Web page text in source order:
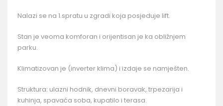
Nalazi se na 1.spratu u zgradi koja posjeduje lift.
Stan je veoma komforan i orijentisan je ka obližnjem
parku.
Klimatizovan je (inverter klima) i izdaje se namješten.
Struktura: ulazni hodnik, dnevni boravak, trpezarija i
kuhinja, spavaća soba, kupatilo i terasa.